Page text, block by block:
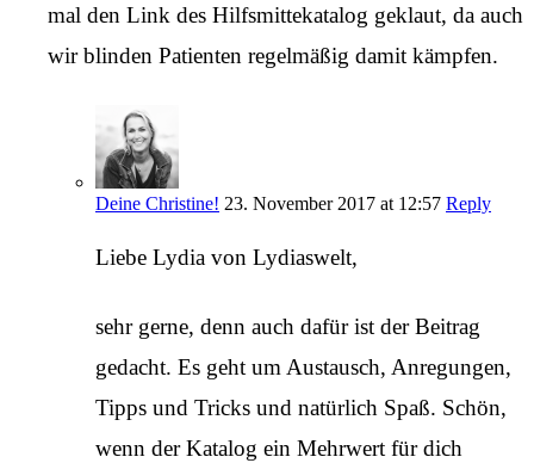
mal den Link des Hilfsmittekatalog geklaut, da auch
wir blinden Patienten regelmäßig damit kämpfen.
Deine Christine! 23. November 2017 at 12:57 Reply
Liebe Lydia von Lydiaswelt,
sehr gerne, denn auch dafür ist der Beitrag
gedacht. Es geht um Austausch, Anregungen,
Tipps und Tricks und natürlich Spaß. Schön,
wenn der Katalog ein Mehrwert für dich